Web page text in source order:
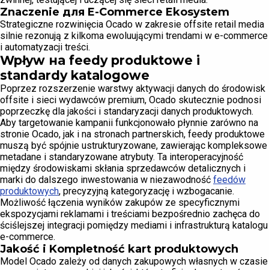
Znaczenie для E-Commerce Ekosystem
Strategiczne rozwinięcia Ocado w zakresie offsite retail media
silnie rezonują z kilkoma ewoluującymi trendami w e-commerce
i automatyzacji treści.
Wpływ на feedy produktowe і
standardy katalogowe
Poprzez rozszerzenie warstwy aktywacji danych do środowisk
offsite i sieci wydawców premium, Ocado skutecznie podnosi
poprzeczkę dla jakości i standaryzacji danych produktowych.
Aby targetowanie kampanii funkcjonowało płynnie zarówno na
stronie Ocado, jak i na stronach partnerskich, feedy produktowe
muszą być spójnie ustrukturyzowane, zawierając kompleksowe
metadane i standaryzowane atrybuty. Ta interoperacyjność
między środowiskami skłania sprzedawców detalicznych i
marki do dalszego inwestowania w niezawodność feedów
produktowych, precyzyjną kategoryzację i wzbogacanie.
Możliwość łączenia wyników zakupów ze specyficznymi
ekspozycjami reklamami i treściami bezpośrednio zachęca do
ściślejszej integracji pomiędzy mediami i infrastrukturą katalogu
e-commerce.
Jakość i Kompletność kart produktowych
Model Ocado zależy od danych zakupowych własnych w czasie